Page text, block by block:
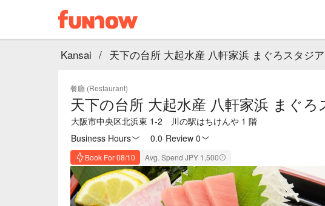
Kansai / 天下の台所 大起水産 八軒家浜 まぐろスタジ
餐廳 (Restaurant)
天下の台所 大起水産 八軒家浜 まぐろ
大阪市中央区北浜東 1-2 川の駅はちけんや 1 階
Business Hours
0.0 Review 0
Book For 08/10 Avg. Spend JPY 1,500